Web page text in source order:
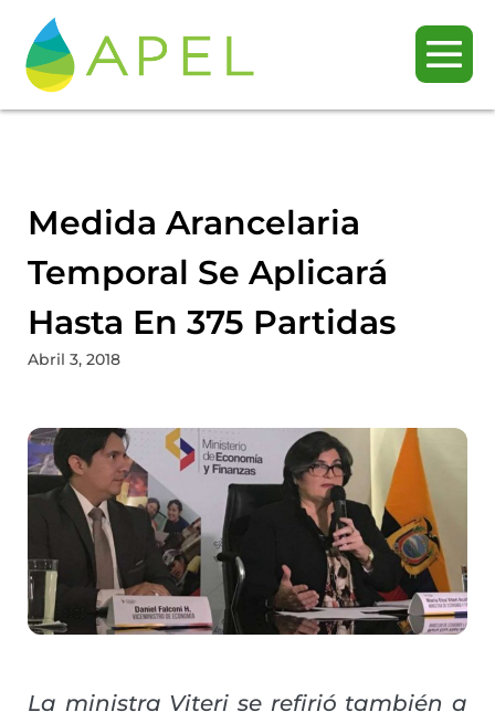
Medida Arancelaria
Temporal Se Aplicará
Hasta En 375 Partidas
Abril 3, 2018
La ministra Viteri se refirió también a